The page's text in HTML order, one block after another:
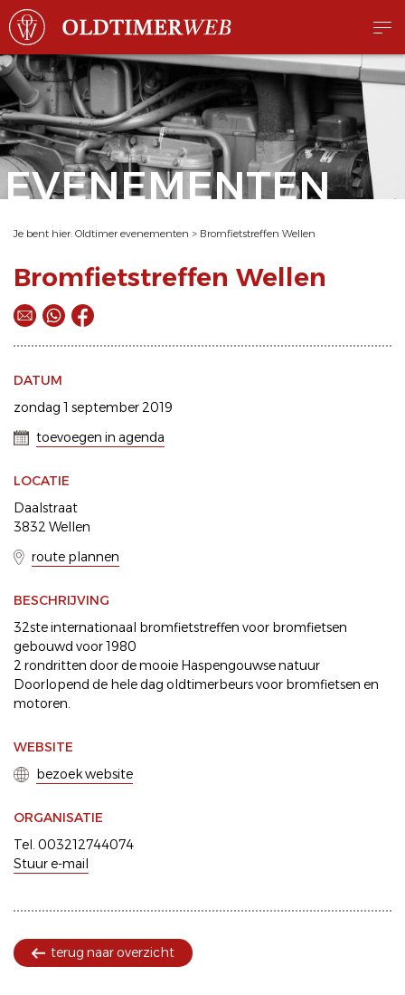
EVENEMENTEN
Je bent hier: Oldtimer evenementen > Bromfietstreffen Wellen
Bromfietstreffen Wellen
DATUM
zondag 1 september 2019
toevoegen in agenda
LOCATIE
Daalstraat
3832 Wellen
route plannen
BESCHRIJVING
32ste internationaal bromfietstreffen voor bromfietsen
gebouwd voor 1980
2 rondritten door de mooie Haspengouwse natuur
Doorlopend de hele dag oldtimerbeurs voor bromfietsen en
motoren.
WEBSITE
bezoek website
ORGANISATIE
Tel. 003212744074
Stuur e-mail
terug naar overzicht